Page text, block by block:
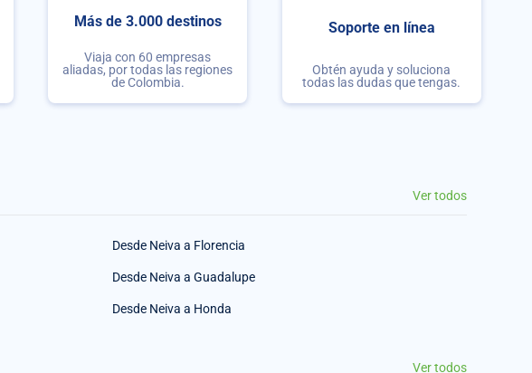
Más de 3.000 destinos
Viaja con 60 empresas
aliadas, por todas las regiones
de Colombia.
Soporte en línea
Obtén ayuda y soluciona
todas las dudas que tengas.
Ver todos
Desde Neiva a Florencia
Desde Neiva a Guadalupe
Desde Neiva a Honda
Ver todos